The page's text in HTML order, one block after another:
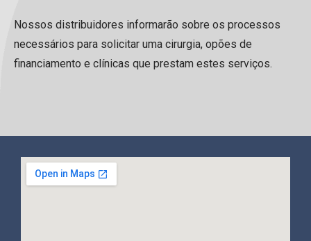
Nossos distribuidores informarão sobre os processos
necessários para solicitar uma cirurgia, opões de
financiamento e clínicas que prestam estes serviços.